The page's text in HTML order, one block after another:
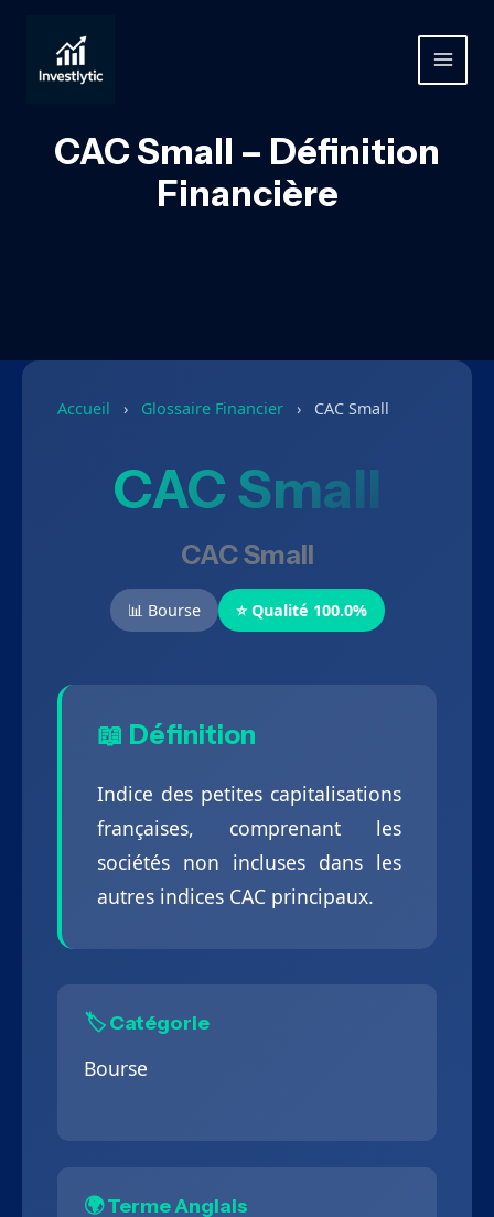
contenu
MAIN
CAC Small – Définition
Financière
Accueil › Glossaire Financier › CAC Small
CAC Small
CAC Small
📊 Bourse ⭐ Qualité 100.0%
📖 Définition
Indice des petites capitalisations
françaises, comprenant les
sociétés non incluses dans les
autres indices CAC principaux.
🏷️ Catégorie
Bourse
🌍 Terme Anglais